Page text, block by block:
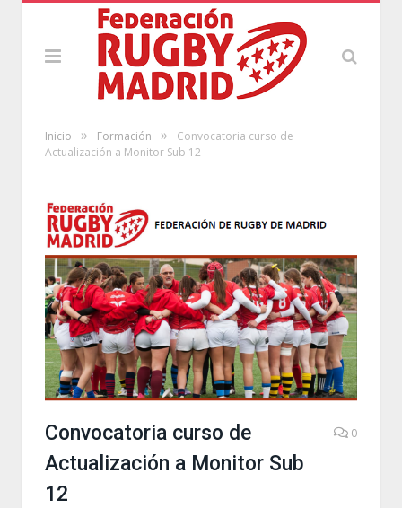
Inicio » Formación »
Convocatoria curso de
Actualización a Monitor Sub 12
Convocatoria curso de
Actualización a Monitor Sub
12
0